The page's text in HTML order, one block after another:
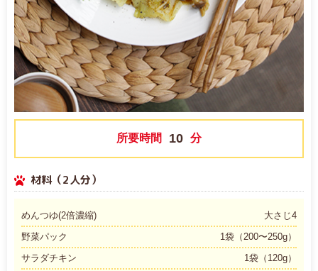
所要時間 10 分
材料（2人分）
めんつゆ(2倍濃縮)
大さじ4
野菜パック
1袋（200〜250g）
サラダチキン
1袋（120g）